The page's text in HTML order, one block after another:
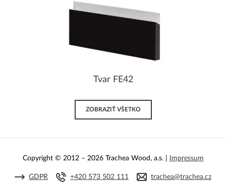
Tvar FE42
ZOBRAZIŤ VŠETKO
Copyright © 2012 – 2026 Trachea Wood, a.s. | Impressum
GDPR +420 573 502 111 trachea@trachea.cz